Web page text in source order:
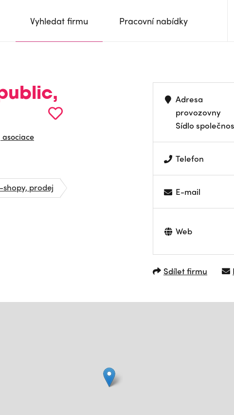
Vyhledat firmu Pracovní nabídky
asociace
prodej
Adresa
provozovny
Sídlo
Telefon
E-mail
Web
Sdílet firmu